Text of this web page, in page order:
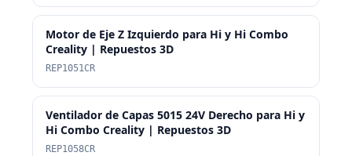
Motor de Eje Z Izquierdo para Hi y Hi Combo
Creality | Repuestos 3D
REP1051CR
Ventilador de Capas 5015 24V Derecho para Hi y
Hi Combo Creality | Repuestos 3D
REP1058CR